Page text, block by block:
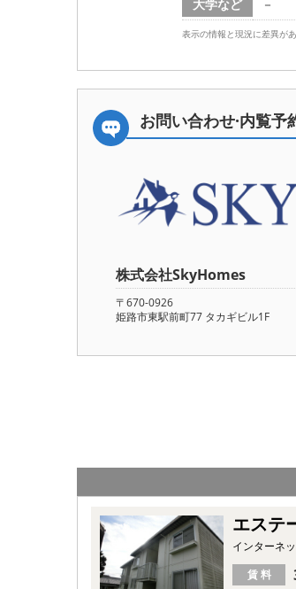
大学など
－
表示の情報と現況に差異が
お問い合わせ·内覧予
株式会社SkyHomes
〒670-0926
姫路市東駅前町77 タカギビル1F
エステ
インターネ
賃 料